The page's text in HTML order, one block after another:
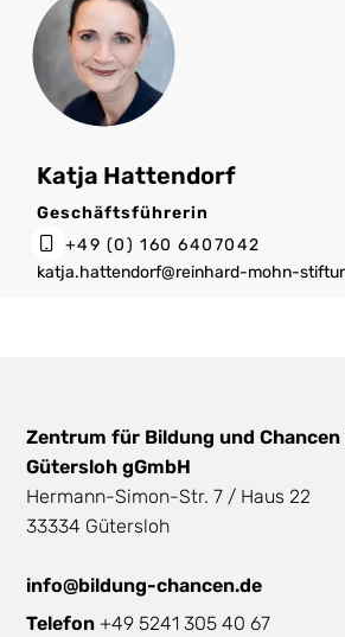
Katja Hattendorf
Geschäftsführerin
+49 (0) 160 6407042
katja.hattendorf@reinhard-mohn-
Zentrum für Bildung und Chancen
Gütersloh gGmbH
Hermann-Simon-Str. 7 / Haus 22
33334 Gütersloh
info@bildung-chancen.de
Telefon+49 5241 305 40 67